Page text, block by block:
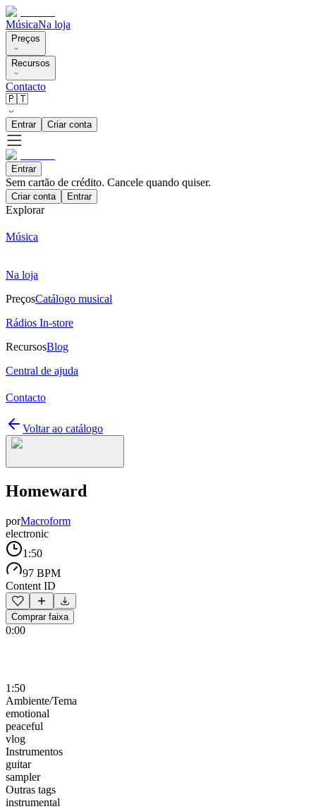
MúsicaNa loja
Preços
Recursos
Contacto
🇵🇹
Entrar Criar conta
Entrar
Sem cartão de crédito. Cancele quando quiser.
Criar conta Entrar
Explorar
Música
Na loja
PreçosCatálogo musical
Rádios In-store
RecursosBlog
Central de ajuda
Contacto
Voltar ao catálogo
Homeward
porMacroform
electronic
1:50
97 BPM
Content ID
Comprar faixa
0:00
1:50
Ambiente/Tema
emotional
peaceful
vlog
Instrumentos
guitar
sampler
Outras tags
instrumental